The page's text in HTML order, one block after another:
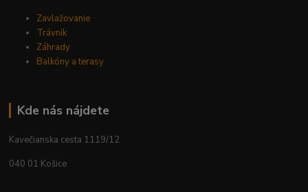
Zavlažovanie
Trávnik
Záhrady
Balkóny a terasy
Kde nás nájdete
Kavečianska cesta 1119/12
040 01 Košice